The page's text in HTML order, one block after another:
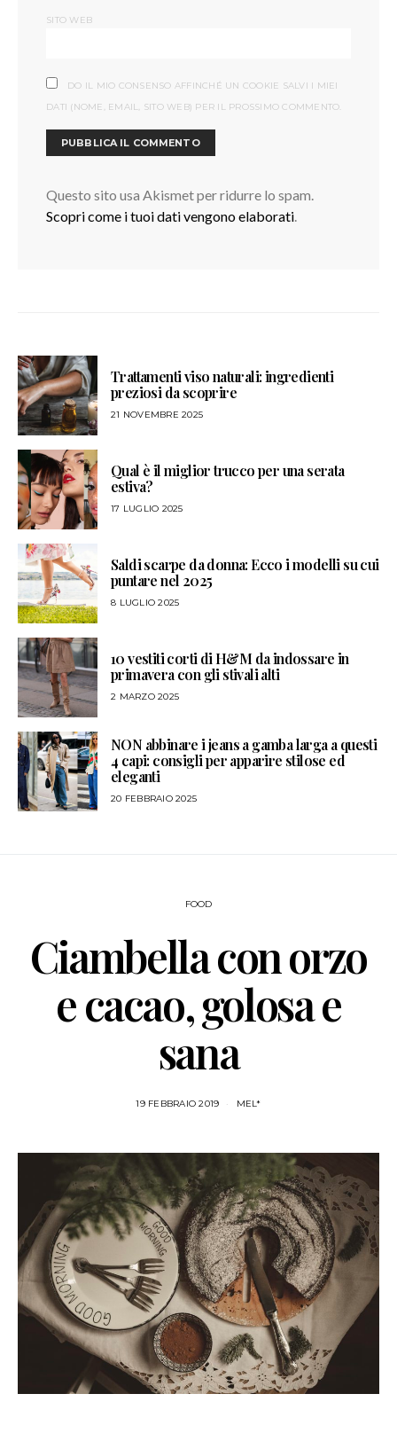
SITO WEB
DO IL MIO CONSENSO AFFINCHÉ UN COOKIE SALVI I MIEI
DATI (NOME, EMAIL, SITO WEB) PER IL PROSSIMO COMMENTO.
Questo sito usa Akismet per ridurre lo spam.
Scopri come i tuoi dati vengono elaborati
Trattamenti viso naturali: ingredienti
preziosi da scoprire
21 NOVEMBRE 2025
Qual è il miglior trucco per una serata
estiva?
17 LUGLIO 2025
Saldi scarpe da donna: Ecco i modelli su cui
puntare nel 2025
8 LUGLIO 2025
10 vestiti corti di H&M da indossare in
primavera con gli stivali alti
2 MARZO 2025
NON abbinare i jeans a gamba larga a questi
4 capi: consigli per apparire stilose ed
eleganti
20 FEBBRAIO 2025
FOOD
Ciambella con orzo
e cacao, golosa e
sana
19 FEBBRAIO 2019 MEL*